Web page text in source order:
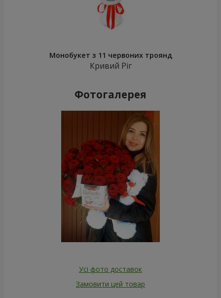
Монобукет з 11 червоних троянд
Кривий Ріг
Фотогалерея
Усі фото доставок
Замовити цей товар